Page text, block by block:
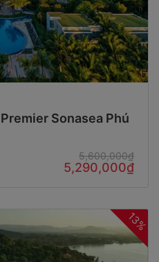
Sonasea Phú
5,600,000₫
5,290,000₫
13%